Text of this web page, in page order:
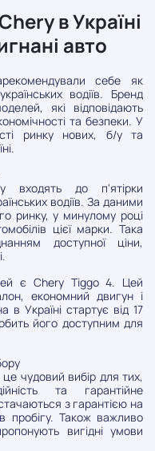
в Україні
авто
себе як
водіїв. Бренд
які відповідають
та безпеки. У
ринку нових, б/у та
входять до п'ятірки
водіїв. За даними
ринку, у минулому році
цієї марки. Така
доступної ціни,
є Chery Tiggo 4. Цей
економний двигун і
в Україні стартує від 17
його доступним для
чудовий вибір для тих,
та гарантійне
з гарантією на
пробігу. Також важливо
вигідні умови